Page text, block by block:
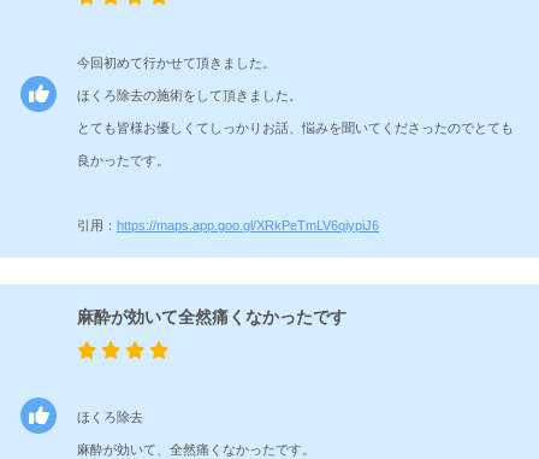
今回初めて行かせて頂きました。
ほくろ除去の施術をして頂きました。
とても皆様お優しくてしっかりお話、悩みを聞いてくださったのでとても
良かったです。
引用： https://maps.app.goo.gl/XRkPeTmLV6qiypiJ6
麻酔が効いて全然痛くなかったです
ほくろ除去
麻酔が効いて、全然痛くなかったです。